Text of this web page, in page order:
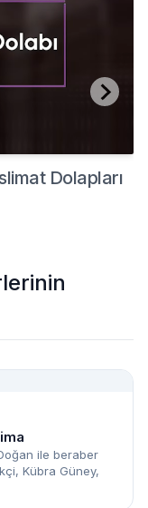
Dolapları
ile beraber
Kübra Güney,